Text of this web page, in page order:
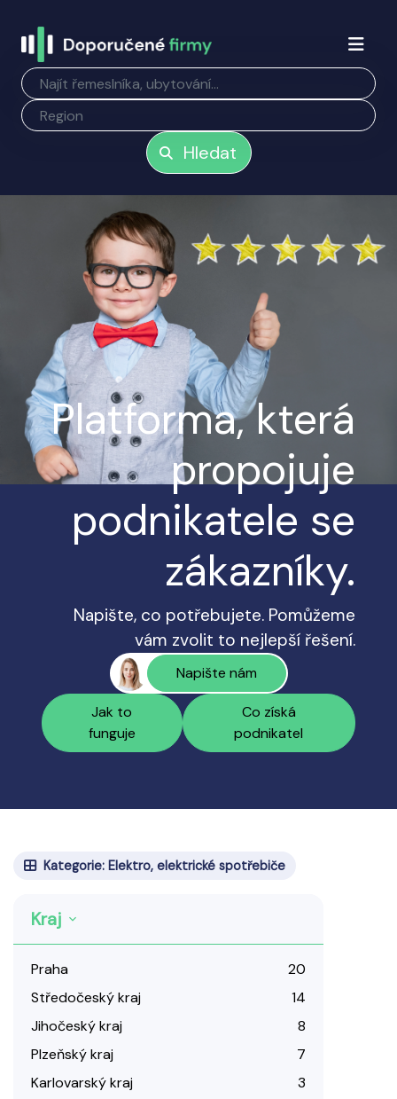
Hledat
Platforma, která
propojuje
podnikatele se
zákazníky.
Napište, co potřebujete. Pomůžeme
vám zvolit to nejlepší řešení.
Napište nám
Jak to
funguje
Co získá
podnikatel
Kategorie: Elektro, elektrické spotřebiče
Kraj
Praha
20
Středočeský kraj
14
Jihočeský kraj
8
Plzeňský kraj
7
Karlovarský kraj
3